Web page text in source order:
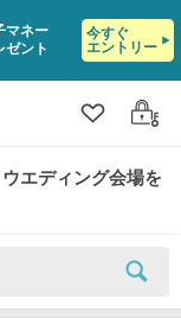
マネー
ゼント
今すぐ
エントリー
クリップ
ログ
エディング会場を